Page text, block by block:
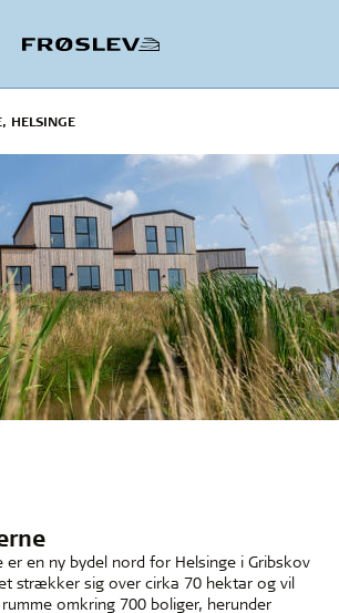
HELSINGE
er en ny bydel nord for Helsinge i Gribskov
strækker sig over cirka 70 hektar og vil
omkring 700 boliger, herunder